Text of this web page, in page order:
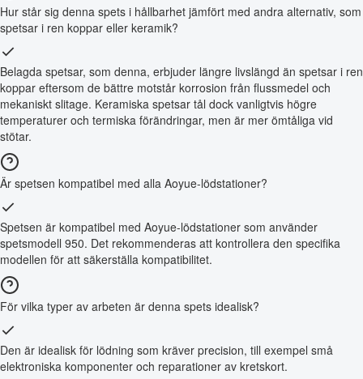
Hur står sig denna spets i hållbarhet jämfört med andra alternativ, som
spetsar i ren koppar eller keramik?
Belagda spetsar, som denna, erbjuder längre livslängd än spetsar i ren
koppar eftersom de bättre motstår korrosion från flussmedel och
mekaniskt slitage. Keramiska spetsar tål dock vanligtvis högre
temperaturer och termiska förändringar, men är mer ömtåliga vid
stötar.
Är spetsen kompatibel med alla Aoyue-lödstationer?
Spetsen är kompatibel med Aoyue-lödstationer som använder
spetsmodell 950. Det rekommenderas att kontrollera den specifika
modellen för att säkerställa kompatibilitet.
För vilka typer av arbeten är denna spets idealisk?
Den är idealisk för lödning som kräver precision, till exempel små
elektroniska komponenter och reparationer av kretskort.